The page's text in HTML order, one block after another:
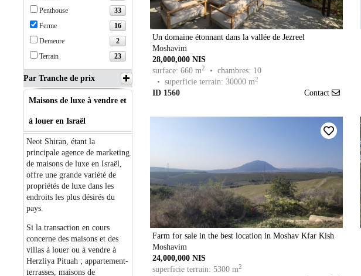
Penthouse 33
Ferme 16
Demeure 2
Terrain 23
Par Tranche de prix
Maisons de luxe à vendre et
à louer en Israël
Neot Shiran, étant la
principale agence de marketing
de maisons de luxe en Israël,
offre une grande variété de
propriétés de luxe dans les
endroits les plus désirés du
pays.
Si la transaction en cours
concerne des maisons et des
villas à louer ou à vendre à
Herzliya Pituah ; appartement-
terrasses, maisons de
Un domaine étonnant dans la vallée de Jezreel
Moshavim
28,000,000 NIS
surface: 660 m2
• chambres: 10
• superficie terrain: 30000 m2
ID 1560 Contact
Farm for sale in the best location in Moshav Kfar Kish
Moshavim
24,000,000 NIS
superficie terrain: 5300 m2